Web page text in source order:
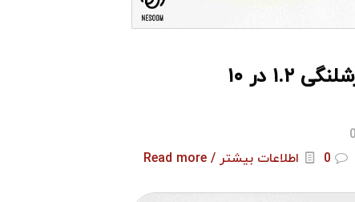
۱.۲ در ۱۰
0
0
اطلاعات بیشتر / Read more